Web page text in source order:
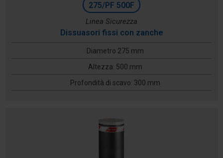
275/PF 500F
Linea Sicurezza
Dissuasori fissi con zanche
Diametro 275 mm
Altezza: 500 mm
Profondità di scavo: 300 mm